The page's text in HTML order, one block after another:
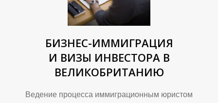
БИЗНЕС-ИММИГРАЦИЯ
И ВИЗЫ ИНВЕСТОРА В
ВЕЛИКОБРИТАНИЮ
Ведение процесса иммиграционным юристом